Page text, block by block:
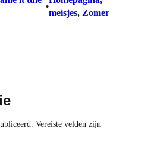
•
meisjes, Zomer
Vereiste velden zijn